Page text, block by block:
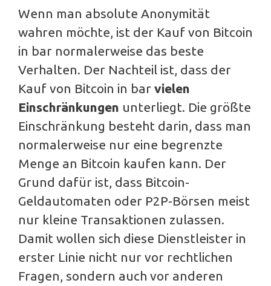
Wenn man absolute Anonymität
wahren möchte, ist der Kauf von Bitcoin
in bar normalerweise das beste
Verhalten. Der Nachteil ist, dass der
Kauf von Bitcoin in bar vielen
Einschränkungen unterliegt. Die größte
Einschränkung besteht darin, dass man
normalerweise nur eine begrenzte
Menge an Bitcoin kaufen kann. Der
Grund dafür ist, dass Bitcoin-
Geldautomaten oder P2P-Börsen meist
nur kleine Transaktionen zulassen.
Damit wollen sich diese Dienstleister in
erster Linie nicht nur vor rechtlichen
Fragen, sondern auch vor anderen